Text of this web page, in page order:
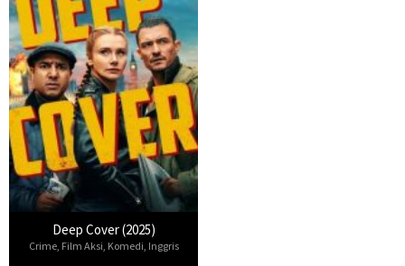
Deep Cover (2025)
Crime, Film Aksi Komedi Inggris